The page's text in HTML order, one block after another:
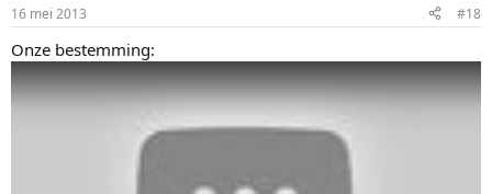
16 mei 2013 #18
Onze bestemming: